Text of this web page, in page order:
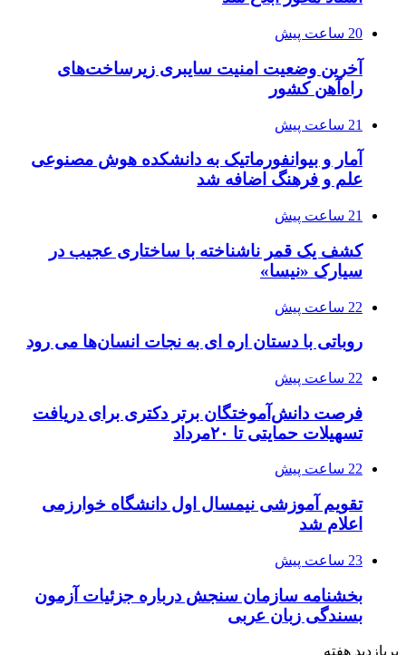
20 ساعت پیش
آخرین وضعیت امنیت سایبری زیرساخت‌های
راه‌آهن کشور
21 ساعت پیش
آمار و بیوانفورماتیک به دانشکده هوش مصنوعی
علم و فرهنگ اضافه شد
21 ساعت پیش
کشف یک قمر ناشناخته با ساختاری عجیب در
سیارک «نیسا»
22 ساعت پیش
روباتی با دستان اره ای به نجات انسان‌ها می رود
22 ساعت پیش
فرصت دانش‌آموختگان برتر دکتری‌ برای دریافت
تسهیلات حمایتی تا ۲۰مرداد
22 ساعت پیش
تقویم آموزشی نیمسال اول دانشگاه خوارزمی
اعلام شد
23 ساعت پیش
بخشنامه سازمان سنجش درباره جزئیات آزمون
بسندگی زبان عربی
پربازدید هفته